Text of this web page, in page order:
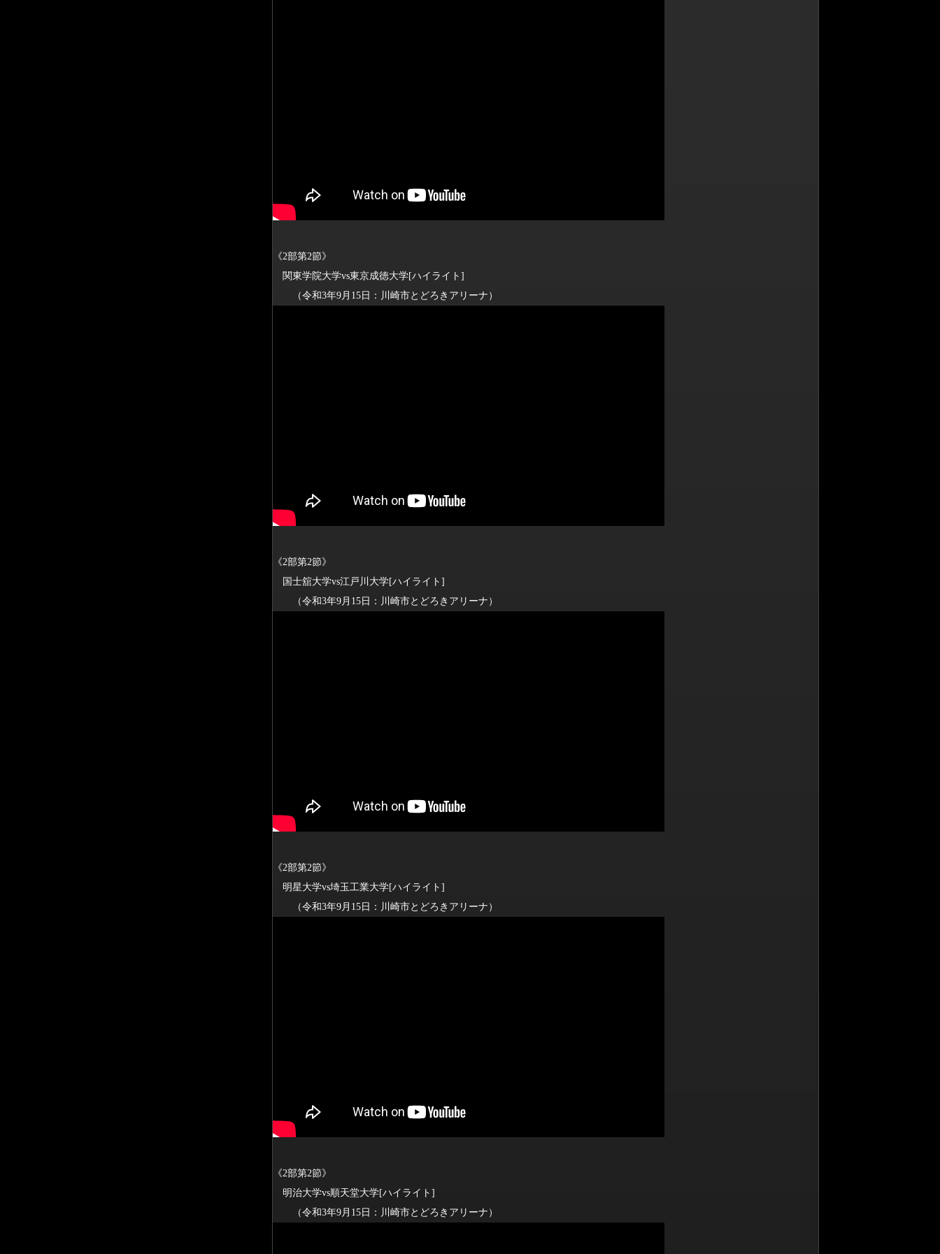
《2部第2節》
関東学院大学vs東京成徳大学[ハイライト]
（令和3年9月15日：川崎市とどろきアリーナ）
《2部第2節》
国士舘大学vs江戸川大学[ハイライト]
（令和3年9月15日：川崎市とどろきアリーナ）
《2部第2節》
明星大学vs埼玉工業大学[ハイライト]
（令和3年9月15日：川崎市とどろきアリーナ）
《2部第2節》
明治大学vs順天堂大学[ハイライト]
（令和3年9月15日：川崎市とどろきアリーナ）